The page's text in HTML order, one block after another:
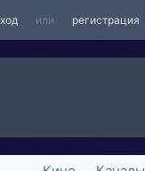
или регистрация